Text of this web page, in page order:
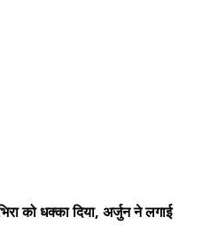
को धक्का दिया, अर्जुन ने लगाई